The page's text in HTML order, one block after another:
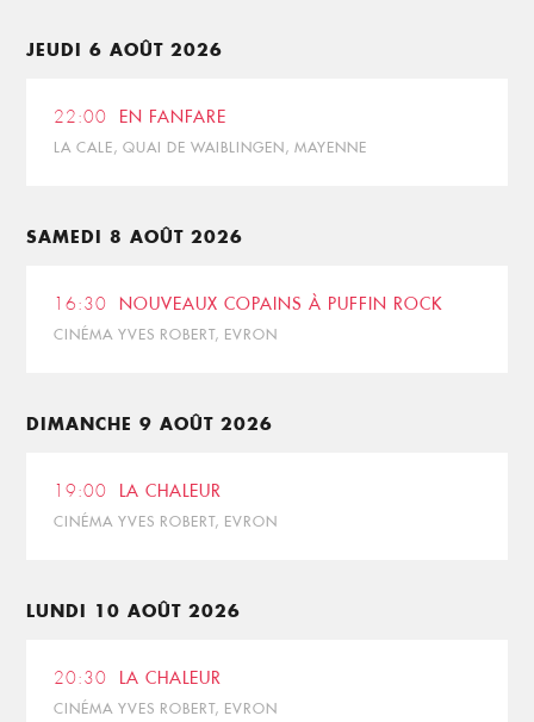
JEUDI 6 AOÛT 2026
22:00 EN FANFARE
LA CALE, QUAI DE WAIBLINGEN, MAYENNE
SAMEDI 8 AOÛT 2026
16:30 NOUVEAUX COPAINS À PUFFIN ROCK
CINÉMA YVES ROBERT, EVRON
DIMANCHE 9 AOÛT 2026
19:00 LA CHALEUR
CINÉMA YVES ROBERT, EVRON
LUNDI 10 AOÛT 2026
20:30 LA CHALEUR
CINÉMA YVES ROBERT, EVRON